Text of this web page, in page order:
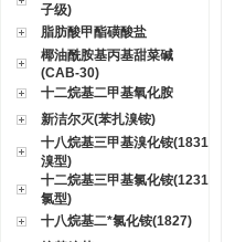
子级)
脂肪酸甲酯磺酸盐
椰油酰胺基丙基甜菜碱
(CAB-30)
十二烷基二甲基氧化胺
新洁尔灭(苯扎溴铵)
十八烷基三甲基溴化铵(1831
溴型)
十二烷基三甲基氯化铵(1231
氯型)
十八烷基二*氯化铵(1827)